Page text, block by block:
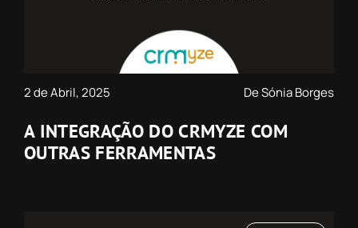
2 de Abril, 2025 De Sónia Borges
A INTEGRAÇÃO DO CRMYZE COM
OUTRAS FERRAMENTAS